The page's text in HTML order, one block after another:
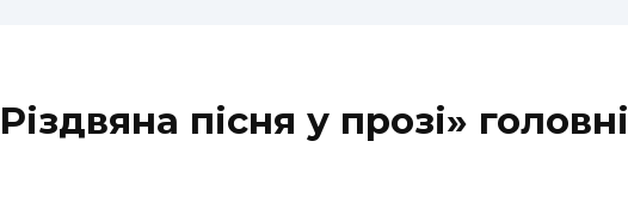
пісня у прозі» головні